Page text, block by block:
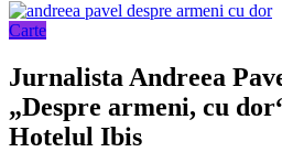
Carte
Jurnalista Andreea
„Despre armeni, cu
Hotelul Ibis